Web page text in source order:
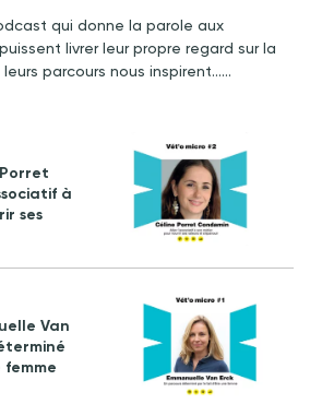
qui donne la parole aux
livrer leur propre regard sur la
parcours nous inspirent……
à
ses
Van